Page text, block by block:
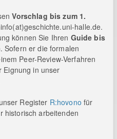
Vorschlag bis zum 1.
halle.de.
können Sie Ihren Guide bis
Sofern er die formalen
Peer-Review-Verfahren
Eignung in unser
Register R:hovono für
historisch arbeitenden